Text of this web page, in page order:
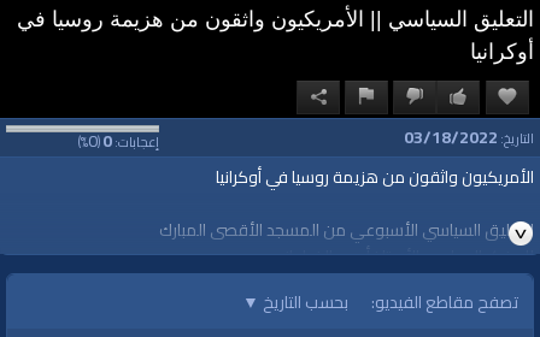
التعليق السياسي || الأمريكيون واثقون من هزيمة روسيا في
أوكرانيا
إعجابات:0
(
0
%) التاريخ: 03/18/2022
الأمريكيون واثقون من هزيمة روسيا في أوكرانيا
التعليق السياسي الأسبوعي من المسجد الأقصى المبارك
للمفكر السياسي الأستاذ أحمد الخطواني
الأربعاء، 13 شعبان 1443هـ الموافق 16 آذار/مارس 2022 مـ
تصفح مقاطع الفيديو: بحسب التاريخ ▼